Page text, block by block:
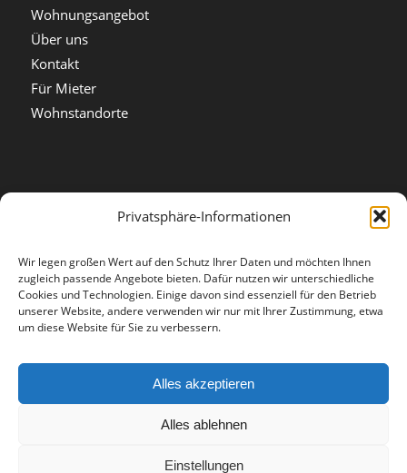
Privatsphäre-Informationen
Wir legen großen Wert auf den Schutz Ihrer Daten und möchten Ihnen
zugleich passende Angebote bieten. Dafür nutzen wir unterschiedliche
Cookies und Technologien. Einige davon sind essenziell für den Betrieb
unserer Website, andere verwenden wir nur mit Ihrer Zustimmung, etwa
um diese Website für Sie zu verbessern.
Alles akzeptieren
Alles ablehnen
Einstellungen
Wohnungsangebot
Über uns
Kontakt
Für Mieter
Wohnstandorte
Datenschutz
Geschäftszeiten
Mo, Mi 7.30-12.00 und 13.00-15.30